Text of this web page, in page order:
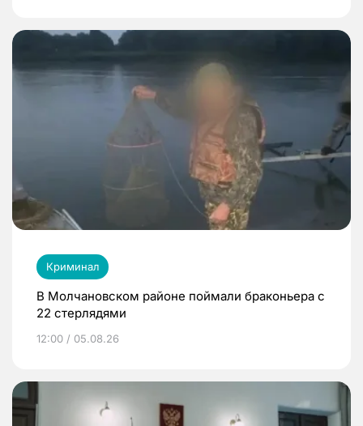
Криминал
В Молчановском районе поймали браконьера с
22 стерлядями
12:00 / 05.08.26